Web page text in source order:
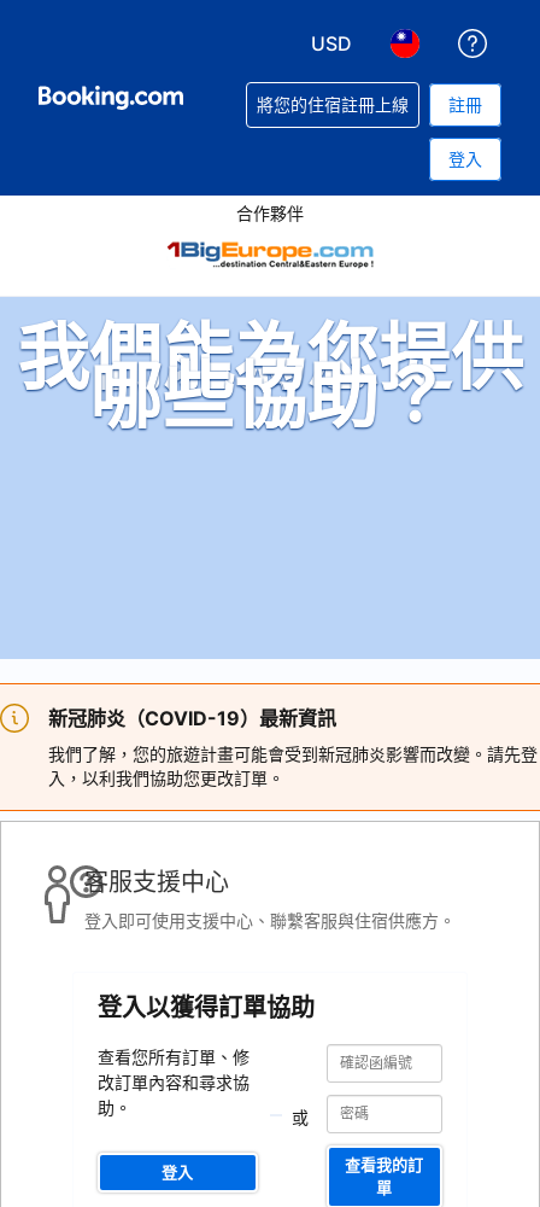
USD
將您的住宿註冊上線 註冊
登入
合作夥伴
我們能為您提供
哪些協助？
新冠肺炎（COVID-19）最新資訊
我們了解，您的旅遊計畫可能會受到新冠肺炎影響而改變。請先登
入，以利我們協助您更改訂單。
客服支援中心
登入即可使用支援中心、聯繫客服與住宿供應方。
登入以獲得訂單協助
查看您所有訂單、修
改訂單內容和尋求協
助。
登入
或
認
函
編
號
確
函
編
查看我的訂
單